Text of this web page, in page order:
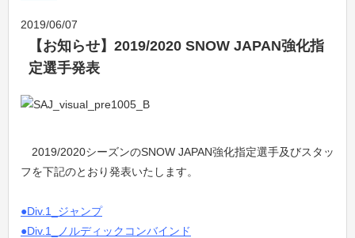
2019/06/07
【お知らせ】2019/2020 SNOW JAPAN強化指
定選手発表
2019/2020シーズンのSNOW JAPAN強化指定選手及びスタッ
フを下記のとおり発表いたします。
●Div.1_ジャンプ
●Div.1_ノルディックコンバインド